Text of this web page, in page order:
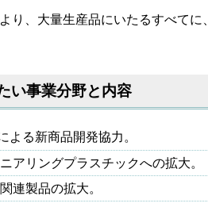
り、大量生産品にいたるすべて
い事業分野と内容
よる新商品開発協力。
アリングプラスチックへの拡大。
連製品の拡大。